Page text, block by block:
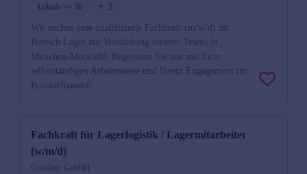
Urlaub >= 30
2
Wir suchen eine qualifizierte Fachkraft (m/w/d) im
Bereich Lager zur Verstärkung unseres Teams in
München-Moosfeld. Begeistern Sie uns mit Ihrer
selbstständigen Arbeitsweise und Ihrem Engagement im
Baustoffhandel!
Fachkraft für Lagerlogistik / Lagermitarbeiter
(w/m/d)
Cembre GmbH